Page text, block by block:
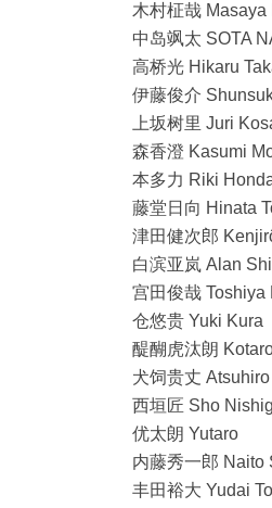
木村柾哉 Masaya
中岛飒太 SOTA
高桥光 Hikaru
伊藤俊介 Shunsuke
上坂树里 Juri
森香澄 Kasumi
本多力 Riki
藤堂日向 Hinata
津田健次郎 Kenjirô
白滨亚岚 Alan
宫田俊哉 Toshiya
仓悠贵 Yuki Kura
醍醐虎汰朗 Kotaro
犬饲贵丈 Atsuhiro
西垣匠 Sho
优太朗 Yutaro
内藤秀一郎 Naito
丰田裕大 Yudai